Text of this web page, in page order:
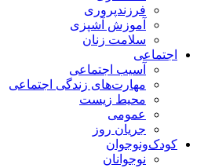
فرزندپروری
آموزش آشپزی
سلامت زنان
اجتماعی
آسیب اجتماعی
مهارت‌های زندگی اجتماعی
محیط زیست
عمومی
جریان روز
کودک‌ونوجوان
نوجوانان